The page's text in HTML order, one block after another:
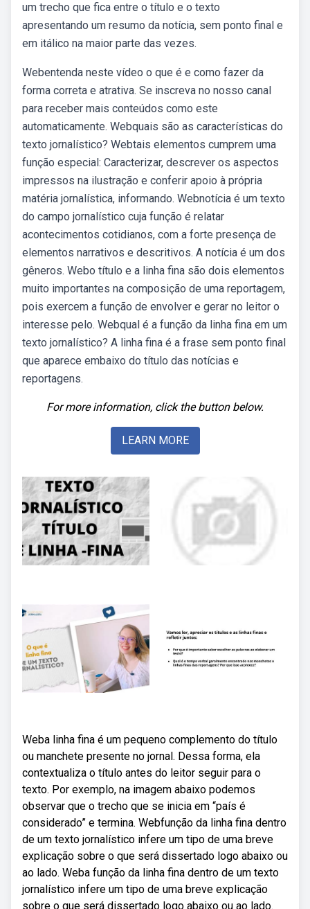
um trecho que fica entre o título e o texto
apresentando um resumo da notícia, sem ponto final e
em itálico na maior parte das vezes.
Webentenda neste vídeo o que é e como fazer da
forma correta e atrativa. Se inscreva no nosso canal
para receber mais conteúdos como este
automaticamente. Webquais são as características do
texto jornalístico? Webtais elementos cumprem uma
função especial: Caracterizar, descrever os aspectos
impressos na ilustração e conferir apoio à própria
matéria jornalística, informando. Webnotícia é um texto
do campo jornalístico cuja função é relatar
acontecimentos cotidianos, com a forte presença de
elementos narrativos e descritivos. A notícia é um dos
gêneros. Webo título e a linha fina são dois elementos
muito importantes na composição de uma reportagem,
pois exercem a função de envolver e gerar no leitor o
interesse pelo. Webqual é a função da linha fina em um
texto jornalístico? A linha fina é a frase sem ponto final
que aparece embaixo do título das notícias e
reportagens.
For more information, click the button below.
LEARN MORE
Weba linha fina é um pequeno complemento do título
ou manchete presente no jornal. Dessa forma, ela
contextualiza o título antes do leitor seguir para o
texto. Por exemplo, na imagem abaixo podemos
observar que o trecho que se inicia em “país é
considerado” e termina. Webfunção da linha fina dentro
de um texto jornalístico infere um tipo de uma breve
explicação sobre o que será dissertado logo abaixo ou
ao lado. Weba função da linha fina dentro de um texto
jornalístico infere um tipo de uma breve explicação
sobre o que será dissertado logo abaixo ou ao lado.